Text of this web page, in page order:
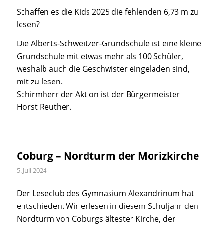
Schaffen es die Kids 2025 die fehlenden 6,73 m zu
lesen?
Die Alberts-Schweitzer-Grundschule ist eine kleine
Grundschule mit etwas mehr als 100 Schüler,
weshalb auch die Geschwister eingeladen sind,
mit zu lesen.
Schirmherr der Aktion ist der Bürgermeister
Horst Reuther.
Coburg – Nordturm der Morizkirche
5. Juli 2024
Der Leseclub des Gymnasium Alexandrinum hat
entschieden: Wir erlesen in diesem Schuljahr den
Nordturm von Coburgs ältester Kirche, der